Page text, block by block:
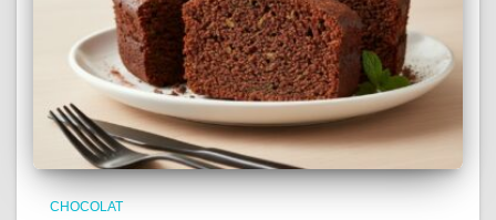
CHOCOLAT